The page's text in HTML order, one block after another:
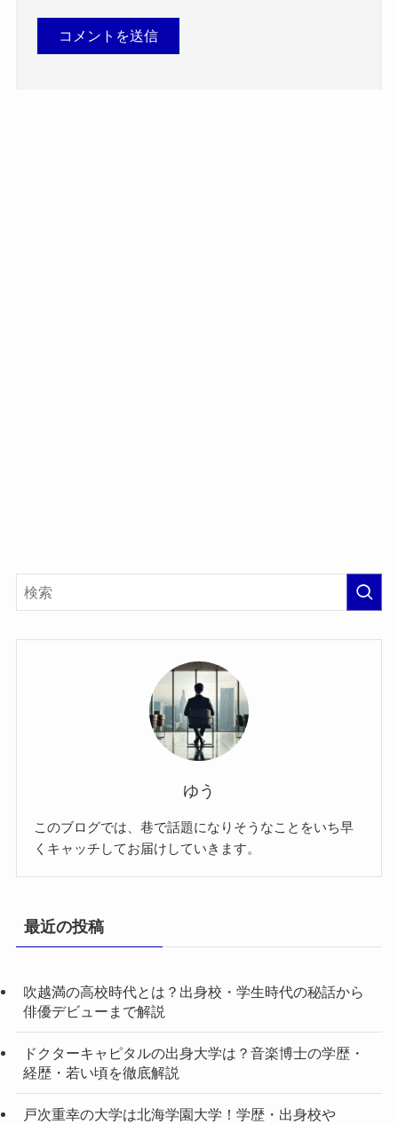
ゆう
このブログでは、巷で話題になりそうなことをいち早
くキャッチしてお届けしていきます。
最近の投稿
吹越満の高校時代とは？出身校・学生時代の秘話から
俳優デビューまで解説
ドクターキャピタルの出身大学は？音楽博士の学歴・
経歴・若い頃を徹底解説
戸次重幸の大学は北海学園大学！学歴・出身校や